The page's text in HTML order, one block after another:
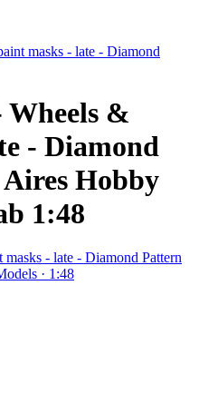
masks - late - Diamond
&
- Diamond
Hobby
1:48